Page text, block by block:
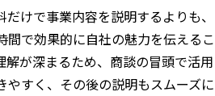
けで事業内容を説明するよりも、
間で効果的に自社の魅力を伝えるこ
解が深まるため、商談の冒頭で活用
やすく、その後の説明もスムーズに